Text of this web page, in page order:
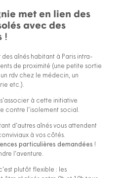
met en lien des
avec des
!
aînés habitant à Paris intra-
de proximité (une petite sortie
rdv chez le médecin, un
etc.).
à cette initiative
contre l’isolement social.
d’autres aînés vous attendent
à vos côtés.
particulières demandées !
l’aventure.
c’est plutôt flexible : les